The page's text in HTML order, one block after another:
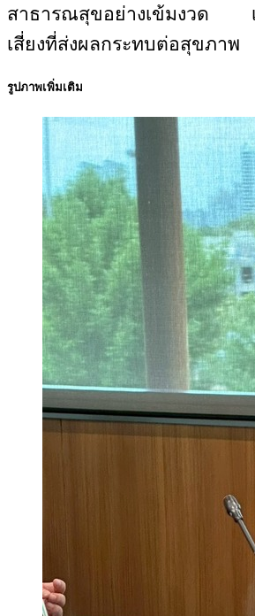
สาธารณสุขอย่างเข้มงวด
เสี่ยงที่ส่งผลกระทบต่อสุขภาพ
รูปภาพเพิ่มเติม